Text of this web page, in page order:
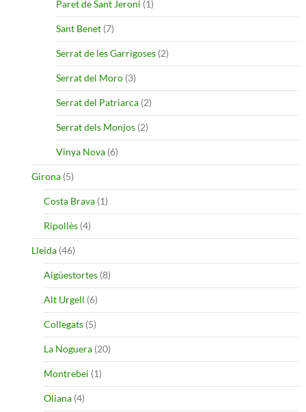
Paret de Sant Jeroni (1)
Sant Benet (7)
Serrat de les Garrigoses (2)
Serrat del Moro (3)
Serrat del Patriarca (2)
Serrat dels Monjos (2)
Vinya Nova (6)
Girona (5)
Costa Brava (1)
Ripollès (4)
Lleida (46)
Aigüestortes (8)
Alt Urgell (6)
Collegats (5)
La Noguera (20)
Montrebei (1)
Oliana (4)